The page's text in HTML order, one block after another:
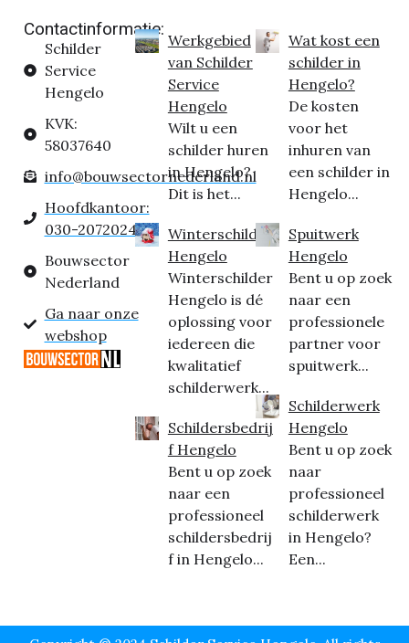
Contactinformatie:
Schilder
Service
Hengelo
KVK:
58037640
info@bouwsectornederland.nl
Hoofdkantoor:
030-2072024
Bouwsector
Nederland
Ga naar onze
webshop
Werkgebied
van Schilder
Service
Hengelo
Wilt u een
schilder huren
in Hengelo?
Dit is het...
Winterschilder
Hengelo
Winterschilder
Hengelo is dé
oplossing voor
iedereen die
kwalitatief
schilderwerk...
Schildersbedrij
f Hengelo
Bent u op zoek
naar een
professioneel
schildersbedrij
f in Hengelo...
Wat kost een
schilder in
Hengelo?
De kosten
voor het
inhuren van
een schilder in
Hengelo...
Spuitwerk
Hengelo
Bent u op zoek
naar een
professionele
partner voor
spuitwerk...
Schilderwerk
Hengelo
Bent u op zoek
naar
professioneel
schilderwerk
in Hengelo?
Een...